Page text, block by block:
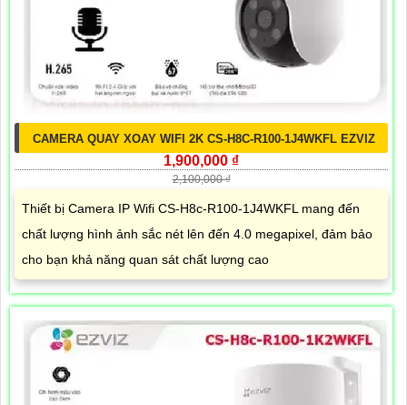
CAMERA QUAY XOAY WIFI 2K CS-H8C-R100-1J4WKFL EZVIZ
1,900,000 ₫
2,100,000 ₫
Thiết bị Camera IP Wifi CS-H8c-R100-1J4WKFL mang đến
chất lượng hình ảnh sắc nét lên đến 4.0 megapixel, đảm bảo
cho bạn khả năng quan sát chất lượng cao